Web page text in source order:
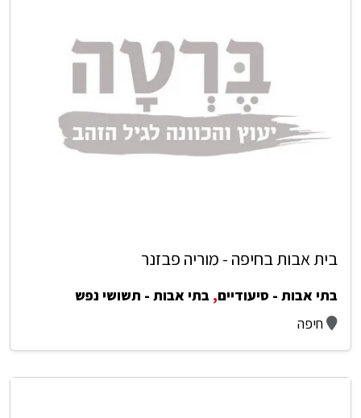
בית אבות בחיפה - מוריה פבזנר
בתי אבות - סיעודיים, בתי אבות - תשושי נפש
חיפה